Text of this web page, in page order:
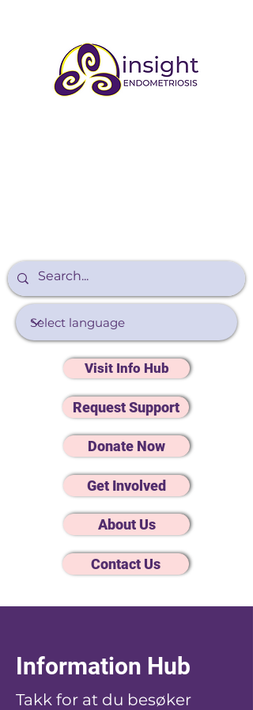
Request Support
Donate Now
Get Involved
About Us
Contact Us
Visit Info Hub
Information Hub
Takk for at du besøker